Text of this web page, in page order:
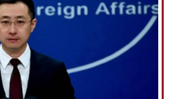
כלכלה
פוליטיקה
מולטימדיה
English العربيه |
русский 中文